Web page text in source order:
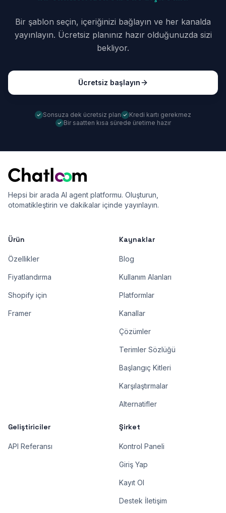
Bir şablon seçin, içeriğinizi bağlayın ve her kanalda
yayınlayın. Ücretsiz planınız hazır olduğunuzda sizi
bekliyor.
Ücretsiz başlayın
Sonsuza dek ücretsiz plan
Kredi kartı gerekmez
Bir saatten kısa sürede üretime hazır
Hepsi bir arada AI agent platformu. Oluşturun,
otomatikleştirin ve dakikalar içinde yayınlayın.
Ürün
Özellikler
Fiyatlandırma
Shopify için
Framer
Kaynaklar
Blog
Kullanım Alanları
Platformlar
Kanallar
Çözümler
Terimler Sözlüğü
Başlangıç Kitleri
Karşılaştırmalar
Alternatifler
Geliştiriciler
API Referansı
Şirket
Kontrol Paneli
Giriş Yap
Kayıt Ol
Destek İletişim